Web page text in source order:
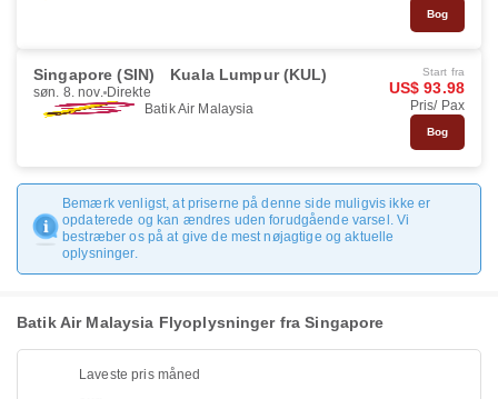
Bog
Singapore (SIN) Kuala Lumpur (KUL)
søn. 8. nov. Direkte
Batik Air Malaysia
Start fra
US$ 93.98
Pris/ Pax
Bog
Bemærk venligst, at priserne på denne side muligvis ikke er
opdaterede og kan ændres uden forudgående varsel. Vi
bestræber os på at give de mest nøjagtige og aktuelle
oplysninger.
Batik Air Malaysia Flyoplysninger fra Singapore
Laveste pris måned